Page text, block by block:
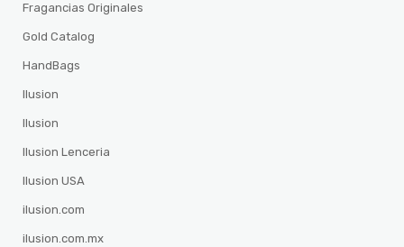
Fragancias Originales
Gold Catalog
HandBags
Ilusion
Ilusion
Ilusion Lenceria
Ilusion USA
ilusion.com
ilusion.com.mx